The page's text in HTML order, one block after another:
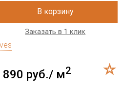
В корзину
Заказать в 1 клик
890 руб./ м2